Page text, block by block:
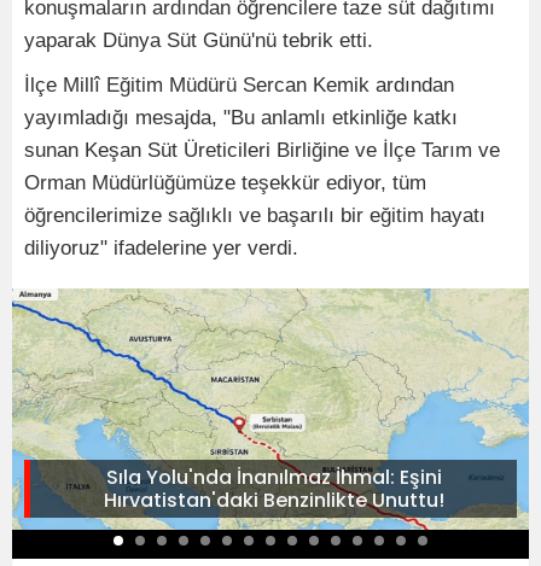
konuşmaların ardından öğrencilere taze süt dağıtımı
yaparak Dünya Süt Günü'nü tebrik etti.
İlçe Millî Eğitim Müdürü Sercan Kemik ardından
yayımladığı mesajda, "Bu anlamlı etkinliğe katkı
sunan Keşan Süt Üreticileri Birliğine ve İlçe Tarım ve
Orman Müdürlüğümüze teşekkür ediyor, tüm
öğrencilerimize sağlıklı ve başarılı bir eğitim hayatı
diliyoruz" ifadelerine yer verdi.
Sıla Yolu'nda İnanılmaz İhmal: Eşini
Hırvatistan'daki Benzinlikte Unuttu!